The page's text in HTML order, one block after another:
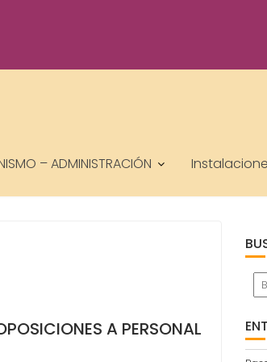
– ADMINISTRACIÓN
A PERSONAL